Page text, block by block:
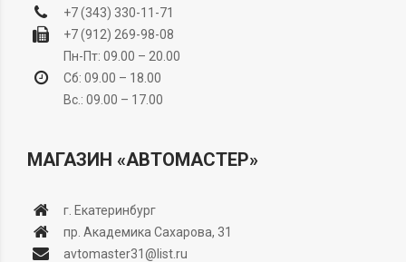
+7 (343) 330-11-71
+7 (912) 269-98-08
Пн-Пт: 09.00 – 20.00
Сб: 09.00 – 18.00
Вс.: 09.00 – 17.00
МАГАЗИН «АВТОМАСТЕР»
г. Екатеринбург
пр. Академика Сахарова, 31
avtomaster31@list.ru